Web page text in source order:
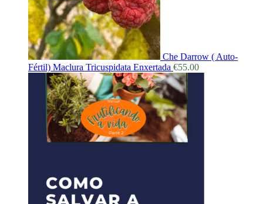
Che Darrow ( Auto-
Fértil) Maclura Tricuspidata Enxertada €55.00